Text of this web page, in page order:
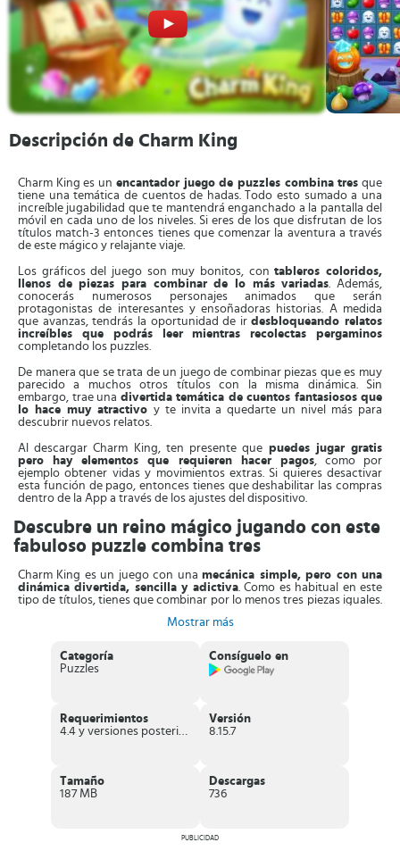
Descripción de Charm King
Charm King es un encantador juego de puzzles combina tres que
tiene una temática de cuentos de hadas. Todo esto sumado a una
increíble jugabilidad que te mantendrá enganchado a la pantalla del
móvil en cada uno de los niveles. Si eres de los que disfrutan de los
títulos match-3 entonces tienes que comenzar la aventura a través
de este mágico y relajante viaje.
Los gráficos del juego son muy bonitos, contableros coloridos,
llenos de piezas para combinar de lo más variadas. Además,
conocerás numerosos personajes animados que serán
protagonistas de interesantes y ensoñadoras historias. A medida
que avanzas, tendrás la oportunidad de irdesbloqueando relatos
increíbles que podrás leer mientras recolectas pergaminos
completando los puzzles.
De manera que se trata de un juego de combinar piezas que es muy
parecido a muchos otros títulos con la misma dinámica. Sin
embargo, trae una divertida temática de cuentos fantasiosos que
lo hace muy atractivo y te invita a quedarte un nivel más para
descubrir nuevos relatos.
Al descargar Charm King, ten presente que puedes jugar gratis
pero hay elementos que requieren hacer pagos, como por
ejemplo obtener vidas y movimientos extras. Si quieres desactivar
esta función de pago, entonces tienes que deshabilitar las compras
dentro de la App a través de los ajustes del dispositivo.
Descubre un reino mágico jugando con este
fabuloso puzzle combina tres
Charm King es un juego con unamecánica simple, pero con una
dinámica divertida, sencilla y adictiva. Como es habitual en este
tipo de títulos, tienes que combinar por lo menos tres piezas iguales.
especial que se convierte en un potenciador.
potenciadores son elementales para lograr los objetivos
exigidos en cada nivel
, ya que cada uno tiene la capacidad de
eliminar numerosas piezas cuando lo activas. Como los movimientos
En definitiva, enCharm King encontrarás una agradable
experiencia de juego
que puede ser muy divertida tanto para niños
la pena instalarlo en el móvil para que pases el rato de la forma más
relajada y divertida.
de puzzles combina tres.
Mostrar más
Categoría
Puzzles
Consíguelo en
Requerimientos
4.4 y versiones posteriores
Versión
8.15.7
Tamaño
187 MB
Descargas
736
PUBLICIDAD